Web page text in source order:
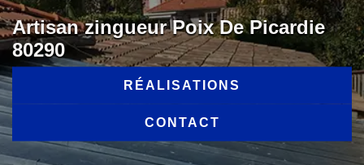
Artisan zingueur Poix De Picardie
80290
RÉALISATIONS
CONTACT